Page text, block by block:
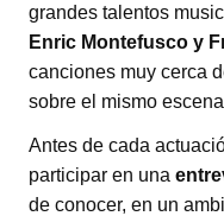
grandes talentos
Enric Montefusco y
canciones muy cerca
sobre el mismo
Antes de cada
participar en una
de conocer, en un